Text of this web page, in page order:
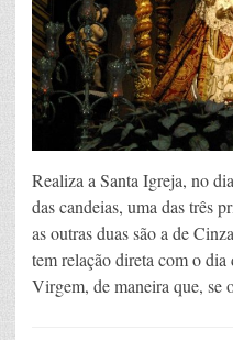
Realiza a Santa Igreja, no
das candeias, uma das três
as outras duas são a de
tem relação direta com o
Virgem, de maneira que,